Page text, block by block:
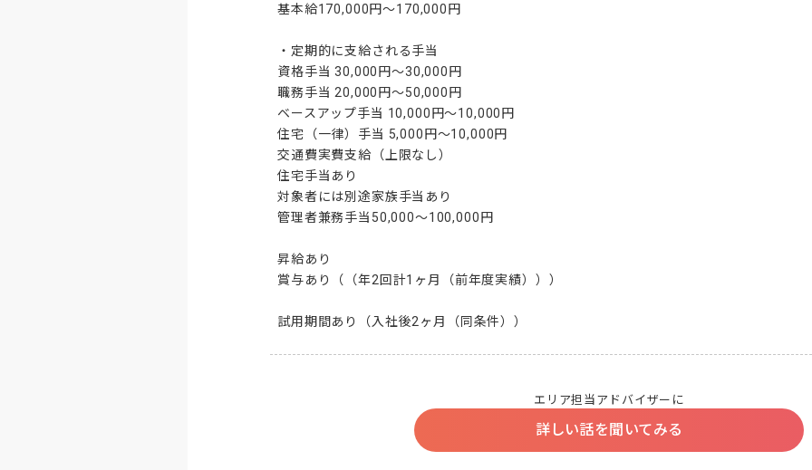
基本給170,000円～170,000円
・定期的に支給される手当
資格手当 30,000円～30,000円
職務手当 20,000円～50,000円
ベースアップ手当 10,000円～10,000円
住宅（一律）手当 5,000円～10,000円
交通費実費支給（上限なし）
住宅手当あり
対象者には別途家族手当あり
管理者兼務手当50,000～100,000円
昇給あり
賞与あり（（年2回計1ヶ月（前年度実績）））
試用期間あり（入社後2ヶ月（同条件））
エリア担当アドバイザーに
詳しい話を聞いてみる